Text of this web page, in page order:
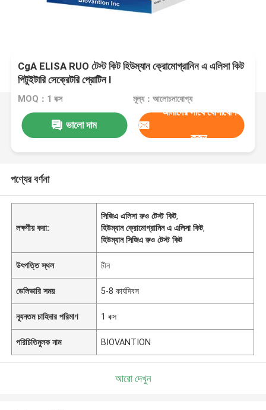
CgA ELISA RUO টেস্ট কিট হিউম্যান ক্রোমোগ্রানিন এ এলিসা কিট
পিটুইটারি সেক্রেটরি প্রোটিন I
MOQ：1 বক্স মূল্য：আলোচনাযোগ্য
ভালো দাম
আমাদের সাথে যোগাযোগ
করুন
পণ্যের বর্ণনা
লক্ষণীয় করা:
সিজিএ এলিসা রুও টেস্ট কিট,
হিউম্যান ক্রোমোগ্রানিন এ এলিসা কিট,
হিউম্যান সিজিএ রুও টেস্ট কিট
উৎপত্তি স্থল চীন
ডেলিভারি সময় 5-8 কার্যদিবস
ন্যূনতম চাহিদার পরিমাণ 1 বক্স
পরিচিতিমুলক নাম BIOVANTION
আরো দেখুন